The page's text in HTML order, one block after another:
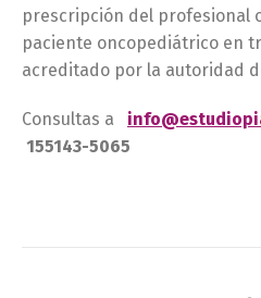
prescripción del profesional
paciente oncopediátrico en
acreditado por la autoridad
Consultas a
155143-5065